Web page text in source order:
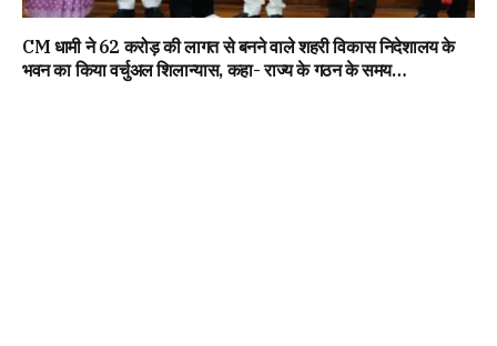
CM धामी ने 62 करोड़ की लागत से बनने वाले शहरी विकास निदेशालय के
भवन का किया वर्चुअल शिलान्यास, कहा- राज्य के गठन के समय…